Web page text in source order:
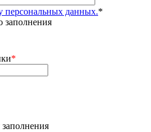
персональных данных.*
заполнения
*